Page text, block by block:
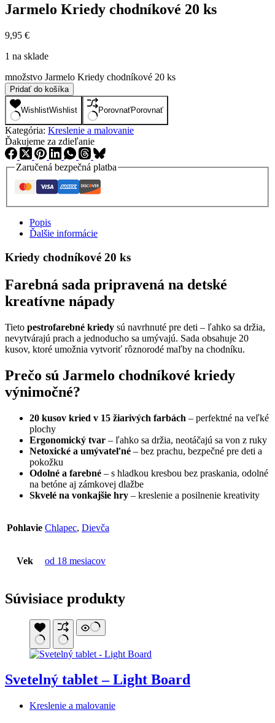
Jarmelo Kriedy chodníkové 20 ks
9,95 €
1 na sklade
množstvo Jarmelo Kriedy chodníkové 20 ks
Pridať do košíka
WishlistWishlist PorovnaťPorovnať
Kategória: Kreslenie a malovanie
Ďakujeme za zdieľanie
Zaručená bezpečná platba
Popis
Ďalšie informácie
Kriedy chodníkové 20 ks
Farebná sada pripravená na detské
kreatívne nápady
Tieto pestrofarebné kriedy sú navrhnuté pre deti – ľahko sa držia,
nevytvárajú prach a jednoducho sa umývajú. Sada obsahuje 20
kusov, ktoré umožnia vytvoriť rôznorodé maľby na chodníku.
Prečo sú Jarmelo chodníkové kriedy
výnimočné?
20 kusov kried v 15 žiarivých farbách – perfektné na veľké
plochy
Ergonomický tvar – ľahko sa držia, neotáčajú sa von z ruky
Netoxické a umývateľné – bez prachu, bezpečné pre deti a
pokožku
Odolné a farebné – s hladkou kresbou bez praskania, odolné
na betóne aj zámkovej dlažbe
Skvelé na vonkajšie hry – kreslenie a posilnenie kreativity
Pohlavie Chlapec, Dievča
Vek od 18 mesiacov
Súvisiace produkty
Svetelný tablet – Light Board
Kreslenie a malovanie